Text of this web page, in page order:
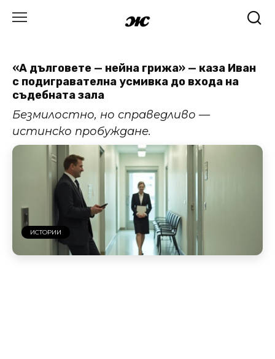
«А дълговете — нейна грижа» — каза Иван
с подигравателна усмивка до входа на
съдебната зала
Безмилостно, но справедливо —
истинско пробуждане.
ИСТОРИИ